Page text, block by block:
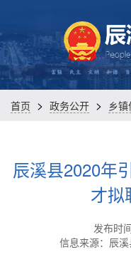
首页 > 政务公开 > 乡
辰溪县2020年
才拟
发布时
信息来源：辰